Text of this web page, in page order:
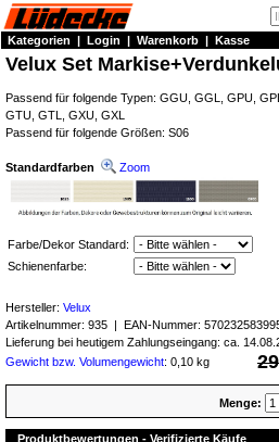
Kategorien | Login | Warenkorb | Kasse
Velux Set
Passend für folgende Typen: GGU, GGL, GPU,
GTU, GTL, GXU, GXL
Passend für folgende Größen: S06
Standardfarben Zoom
Farbe/Dekor Standard:
Schienenfarbe:
Hersteller: Velux
Artikelnummer: 935 | EAN-Nummer:
Lieferung bei heutigem Zahlungseingang: ca.
Gewicht bzw. Volumengewicht: 0,10 kg
Menge:
Produktbewertungen - Verifizierte Käufe